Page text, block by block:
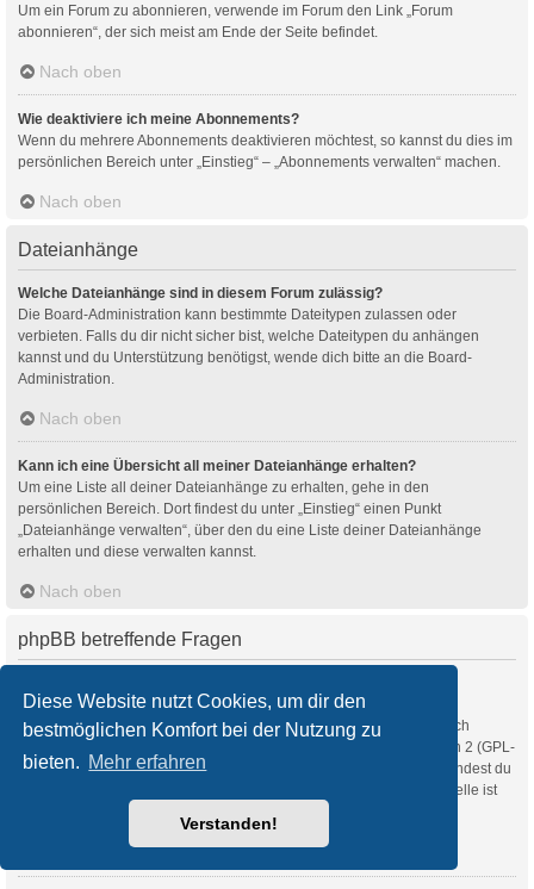
Diese Website nutzt Cookies, um dir den
bestmöglichen Komfort bei der Nutzung zu
bieten. Mehr erfahren
Verstanden!
Um ein Forum zu abonnieren, verwende im Forum den Link „Forum
abonnieren“, der sich meist am Ende der Seite befindet.
Nach oben
Wie deaktiviere ich meine Abonnements?
Wenn du mehrere Abonnements deaktivieren möchtest, so kannst du dies im
persönlichen Bereich unter „Einstieg“ – „Abonnements verwalten“ machen.
Nach oben
Dateianhänge
Welche Dateianhänge sind in diesem Forum zulässig?
Die Board-Administration kann bestimmte Dateitypen zulassen oder
verbieten. Falls du dir nicht sicher bist, welche Dateitypen du anhängen
kannst und du Unterstützung benötigst, wende dich bitte an die Board-
Administration.
Nach oben
Kann ich eine Übersicht all meiner Dateianhänge erhalten?
Um eine Liste all deiner Dateianhänge zu erhalten, gehe in den
persönlichen Bereich. Dort findest du unter „Einstieg“ einen Punkt
„Dateianhänge verwalten“, über den du eine Liste deiner Dateianhänge
erhalten und diese verwalten kannst.
Nach oben
phpBB betreffende Fragen
Diese Software (in ihrer unmodifizierten Fassung) wurde von
phpBB Limited
entwickelt und veröffentlicht. Sie ist urheberrechtlich
geschützt. Sie wurde unter der GNU General Public License, Version 2 (GPL-
2.0) veröffentlicht und kann frei vertrieben werden. Weitere Details findest du
. Eine deutschsprachige Anlaufstelle ist